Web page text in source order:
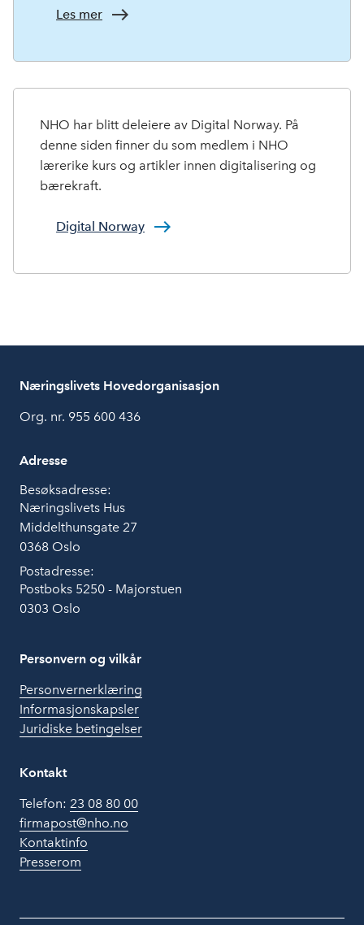
Les mer
NHO har blitt deleiere av Digital Norway. På
denne siden finner du som medlem i NHO
lærerike kurs og artikler innen digitalisering og
bærekraft.
Digital Norway
Næringslivets Hovedorganisasjon
Org. nr. 955 600 436
Adresse
Besøksadresse:
Næringslivets Hus
Middelthunsgate 27
0368 Oslo
Postadresse:
Postboks 5250 - Majorstuen
0303 Oslo
Personvern og vilkår
Personvernerklæring
Informasjonskapsler
Juridiske betingelser
Kontakt
Telefon: 23 08 80 00
firmapost@nho.no
Kontaktinfo
Presserom